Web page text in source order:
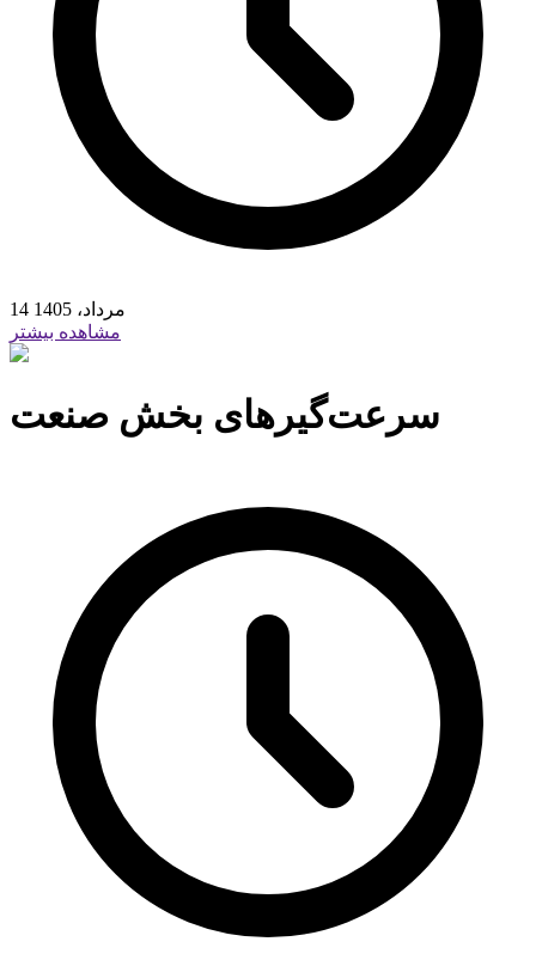
14 مرداد، 1405
مشاهده بیشتر
سرعت‌گیرهای بخش صنعت